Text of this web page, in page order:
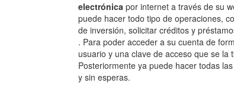
electrónica por internet a través de su
puede hacer todo tipo de operaciones,
de inversión, solicitar créditos y
. Para poder acceder a su cuenta de
usuario y una clave de acceso que se
Posteriormente ya puede hacer todas
y sin esperas.